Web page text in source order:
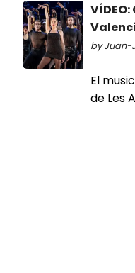
by Juan-
El
de Les